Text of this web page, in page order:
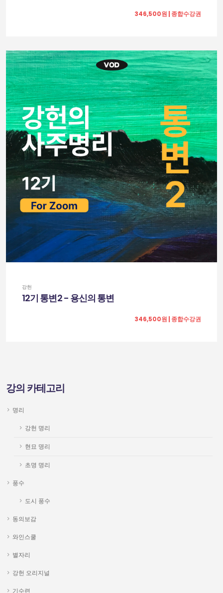
346,500원 | 종합수강권
강헌
12기 통변2 - 용신의 통변
346,500원 | 종합수강권
강의 카테고리
명리
강헌 명리
현묘 명리
초명 명리
풍수
도시 풍수
동의보감
와인스쿨
별자리
강헌 오리지널
기수련